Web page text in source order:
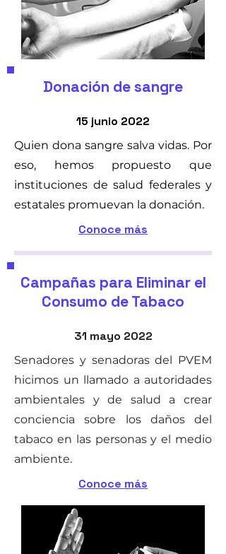
Donación de sangre
15 junio 2022
Quien dona sangre salva vidas. Por
eso, hemos propuesto que
instituciones de salud federales y
estatales promuevan la donación.
Conoce más
Campañas para Eliminar el
Consumo de Tabaco
31 mayo 2022
Senadores y senadoras del PVEM
hicimos un llamado a autoridades
ambientales y de salud a crear
conciencia sobre los daños del
tabaco en las personas y el medio
ambiente.
Conoce más